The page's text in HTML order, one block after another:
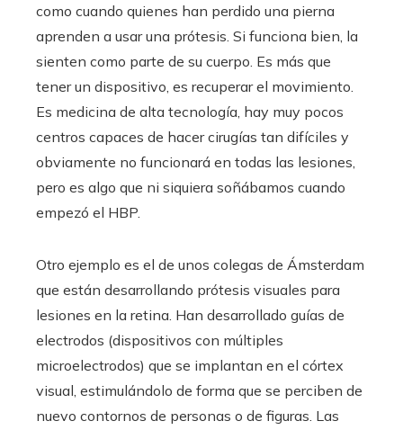
como cuando quienes han perdido una pierna
aprenden a usar una prótesis. Si funciona bien, la
sienten como parte de su cuerpo. Es más que
tener un dispositivo, es recuperar el movimiento.
Es medicina de alta tecnología, hay muy pocos
centros capaces de hacer cirugías tan difíciles y
obviamente no funcionará en todas las lesiones,
pero es algo que ni siquiera soñábamos cuando
empezó el HBP.
Otro ejemplo es el de unos colegas de Ámsterdam
que están desarrollando prótesis visuales para
lesiones en la retina. Han desarrollado guías de
electrodos (dispositivos con múltiples
microelectrodos) que se implantan en el córtex
visual, estimulándolo de forma que se perciben de
nuevo contornos de personas o de figuras. Las